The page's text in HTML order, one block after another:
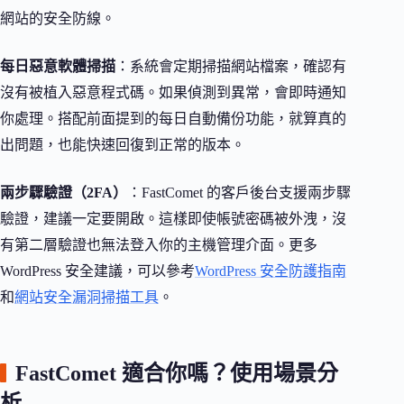
網站的安全防線。
每日惡意軟體掃描 ：系統會定期掃描網站檔案，確認有
沒有被植入惡意程式碼。如果偵測到異常，會即時通知
你處理。搭配前面提到的每日自動備份功能，就算真的
出問題，也能快速回復到正常的版本。
兩步驟驗證（2FA）
：FastComet 的客戶後台支援兩步驟
驗證，建議一定要開啟。這樣即使帳號密碼被外洩，沒
有第二層驗證也無法登入你的主機管理介面。更多
WordPress 安全建議，可以參考WordPress 安全防護指南
和網站安全漏洞掃描工具 。
FastComet 適合你嗎？使用場景分